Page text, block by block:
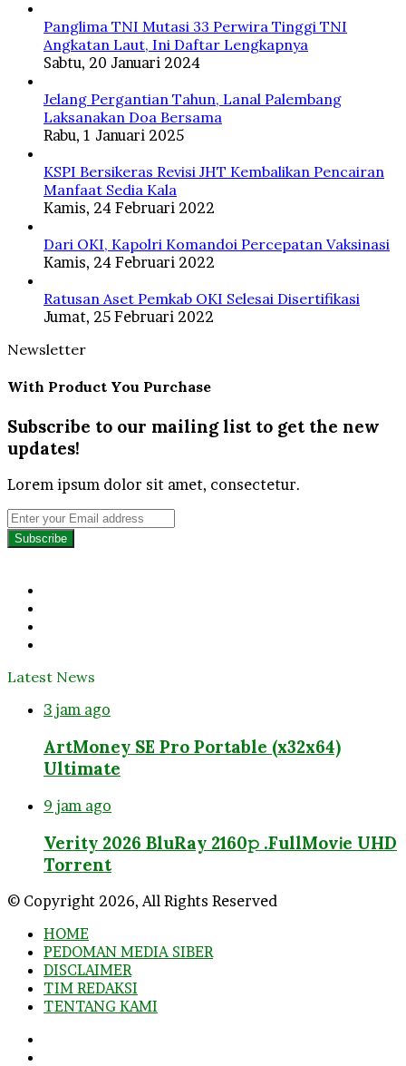
Panglima TNI Mutasi 33 Perwira Tinggi TNI
Angkatan Laut, Ini Daftar Lengkapnya
Sabtu, 20 Januari 2024
Jelang Pergantian Tahun, Lanal Palembang
Laksanakan Doa Bersama
Rabu, 1 Januari 2025
KSPI Bersikeras Revisi JHT Kembalikan Pencairan
Manfaat Sedia Kala
Kamis, 24 Februari 2022
Dari OKI, Kapolri Komandoi Percepatan Vaksinasi
Kamis, 24 Februari 2022
Ratusan Aset Pemkab OKI Selesai Disertifikasi
Jumat, 25 Februari 2022
Newsletter
With Product You Purchase
Subscribe to our mailing list to get the new
updates!
Lorem ipsum dolor sit amet, consectetur.
Enter
your
Email
Latest News
3 jam ago
ArtMoney SE Pro Portable (x32x64)
Ultimate
9 jam ago
Verity 2026 BluRay 2160𝚙 .FullMov𝗂e UHD
Torrent
© Copyright 2026, All Rights Reserved
HOME
PEDOMAN MEDIA SIBER
DISCLAIMER
TIM REDAKSI
TENTANG KAMI